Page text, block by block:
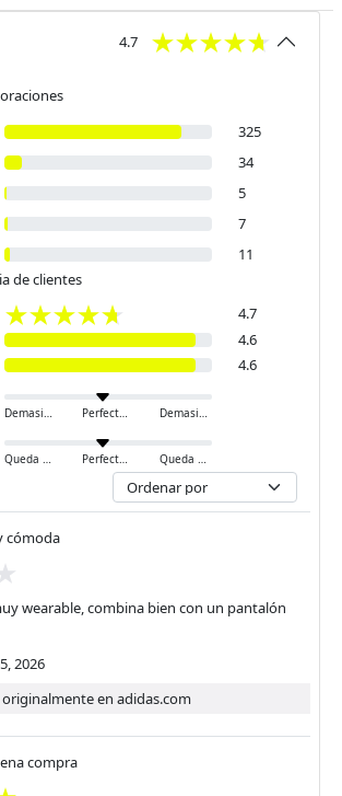
4.7
325
34
5
7
11
de clientes
4.7
4.6
4.6
Demasiado pequeño Perfecto Demasiado grande
Queda ajustado Perfecto Queda holgado
cómoda
wearable, combina bien con un pantalón
2026
en adidas.com
compra